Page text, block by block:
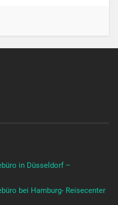
in Düsseldorf –
bei Hamburg- Reisecenter